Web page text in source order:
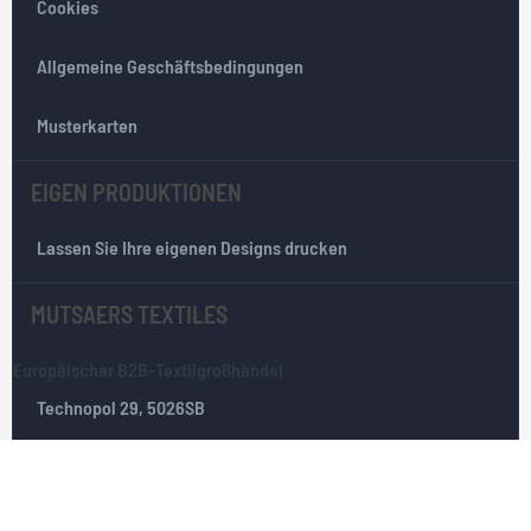
Cookies
Allgemeine Geschäftsbedingungen
Musterkarten
EIGEN PRODUKTIONEN
Lassen Sie Ihre eigenen Designs drucken
MUTSAERS TEXTILES
Technopol 29, 5026SB
Senden Sie uns eine E-Mail